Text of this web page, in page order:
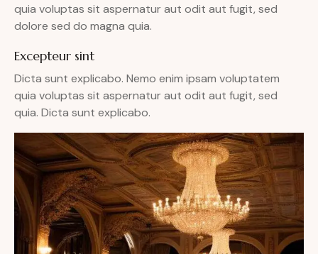
quia voluptas sit aspernatur aut odit aut fugit, sed
dolore sed do magna quia.
Excepteur sint
Dicta sunt explicabo. Nemo enim ipsam voluptatem
quia voluptas sit aspernatur aut odit aut fugit, sed
quia. Dicta sunt explicabo.